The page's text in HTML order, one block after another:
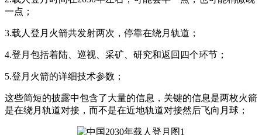
一点；
3.载人登月火箭共发射两次，停靠在绕月轨道；
4.登月包括着陆、巡视、采矿、研究和返回四个环节；
5.登月火箭的详细技术参数；
这些简短的披露中包含了大量的信息，关键的信息是两枚火箭
是在绕月轨道对接，而不是在近地轨道对接然后飞向月球；